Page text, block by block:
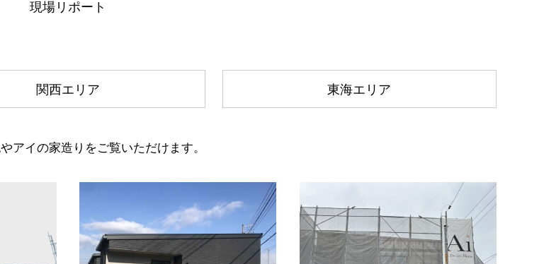
現場リポート
関西エリア 東海エリア
アイの家造りをご覧いただけます。